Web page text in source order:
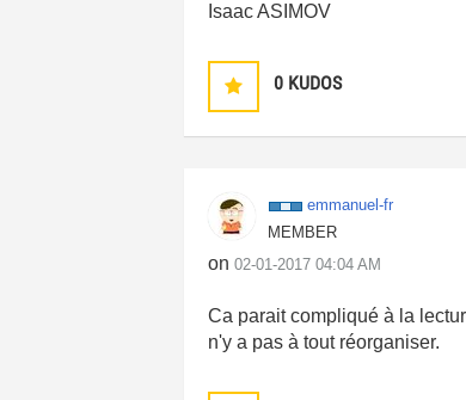
Isaac ASIMOV
0 KUDOS
emmanuel-fr
MEMBER
on ‎02-01-2017 04:04 AM
Ca parait compliqué à la
n'y a pas à tout réorganiser.